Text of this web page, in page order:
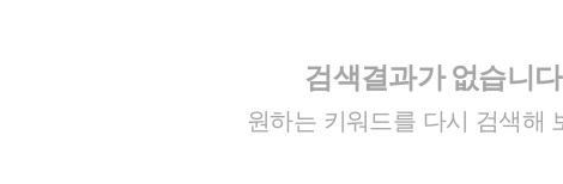
검색결과가 없습니
원하는 키워드를 다시 검색해